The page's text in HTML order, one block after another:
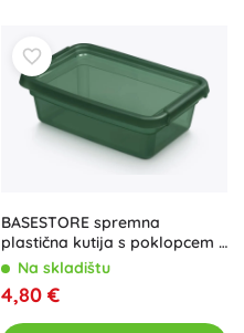
BASESTORE spremna
plastična kutija s poklopcem i
kopčama 3 l PINE
Na skladištu
4,80 €